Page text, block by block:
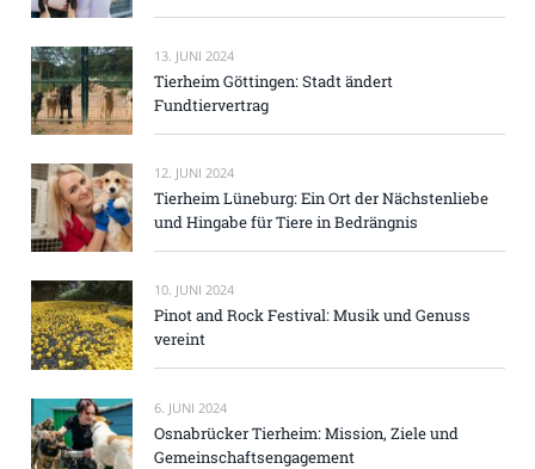
13. JUNI 2024
Tierheim Göttingen: Stadt ändert
Fundtiervertrag
12. JUNI 2024
Tierheim Lüneburg: Ein Ort der Nächstenliebe
und Hingabe für Tiere in Bedrängnis
10. JUNI 2024
Pinot and Rock Festival: Musik und Genuss
vereint
6. JUNI 2024
Osnabrücker Tierheim: Mission, Ziele und
Gemeinschaftsengagement